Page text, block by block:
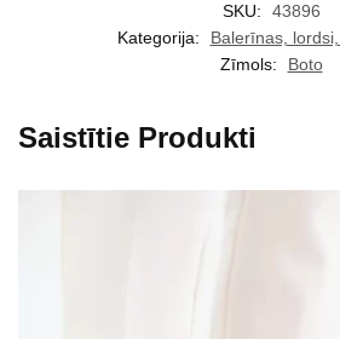
SKU:
43896
Kategorija:
Balerīnas,
Zīmols:
Boto
Saistītie Produkti